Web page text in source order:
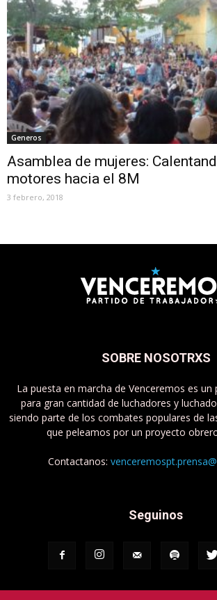
Generos
Asamblea de mujeres:
motores hacia el 8M
3 febrero, 2018
SOBRE NOSOTRXS
La puesta en marcha de Venceremos es
para gran cantidad de luchadores y
siendo parte de los combates populares de
que peleamos por un proyecto
Contactanos:
Seguinos